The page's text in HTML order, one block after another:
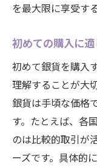
を最大限に享受す
初めての購入に
初めて銀貨を購入
理解することが大
銀貨は手頃な価格
す。たとえば、各
のは比較的取引が
ーズです。具体的